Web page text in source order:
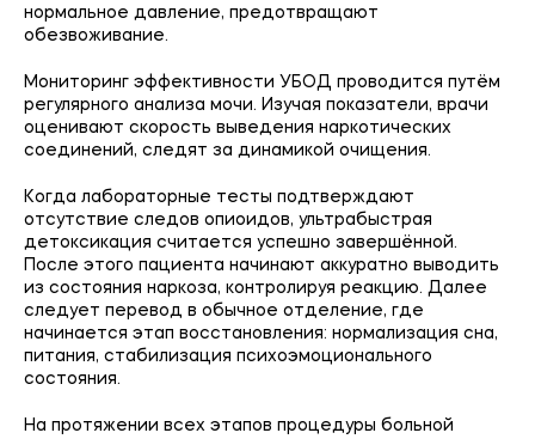
нормальное давление, предотвращают
обезвоживание.
Мониторинг эффективности УБОД проводится путём
регулярного анализа мочи. Изучая показатели, врачи
оценивают скорость выведения наркотических
соединений, следят за динамикой очищения.
Когда лабораторные тесты подтверждают
отсутствие следов опиоидов, ультрабыстрая
детоксикация считается успешно завершённой.
После этого пациента начинают аккуратно выводить
из состояния наркоза, контролируя реакцию. Далее
следует перевод в обычное отделение, где
начинается этап восстановления: нормализация сна,
питания, стабилизация психоэмоционального
состояния.
На протяжении всех этапов процедуры больной